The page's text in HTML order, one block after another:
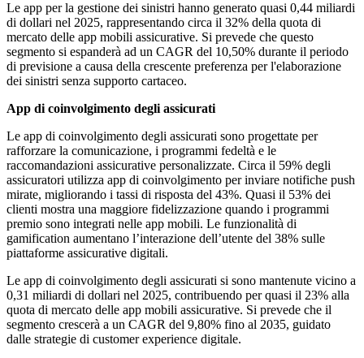
Le app per la gestione dei sinistri hanno generato quasi 0,44 miliardi
di dollari nel 2025, rappresentando circa il 32% della quota di
mercato delle app mobili assicurative. Si prevede che questo
segmento si espanderà ad un CAGR del 10,50% durante il periodo
di previsione a causa della crescente preferenza per l'elaborazione
dei sinistri senza supporto cartaceo.
App di coinvolgimento degli assicurati
Le app di coinvolgimento degli assicurati sono progettate per
rafforzare la comunicazione, i programmi fedeltà e le
raccomandazioni assicurative personalizzate. Circa il 59% degli
assicuratori utilizza app di coinvolgimento per inviare notifiche push
mirate, migliorando i tassi di risposta del 43%. Quasi il 53% dei
clienti mostra una maggiore fidelizzazione quando i programmi
premio sono integrati nelle app mobili. Le funzionalità di
gamification aumentano l’interazione dell’utente del 38% sulle
piattaforme assicurative digitali.
Le app di coinvolgimento degli assicurati si sono mantenute vicino a
0,31 miliardi di dollari nel 2025, contribuendo per quasi il 23% alla
quota di mercato delle app mobili assicurative. Si prevede che il
segmento crescerà a un CAGR del 9,80% fino al 2035, guidato
dalle strategie di customer experience digitale.